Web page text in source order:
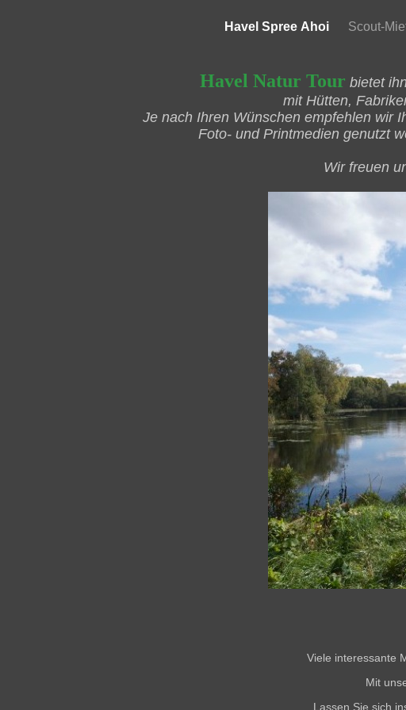
Havel Spree Ahoi Scout-
Havel Natur Tour bietet
mit Hütten,
Je nach Ihren Wünschen empfehlen wir
Foto- und Printmedien genutzt
Wir freuen
Viele interessante
Mit
Lassen Sie sich